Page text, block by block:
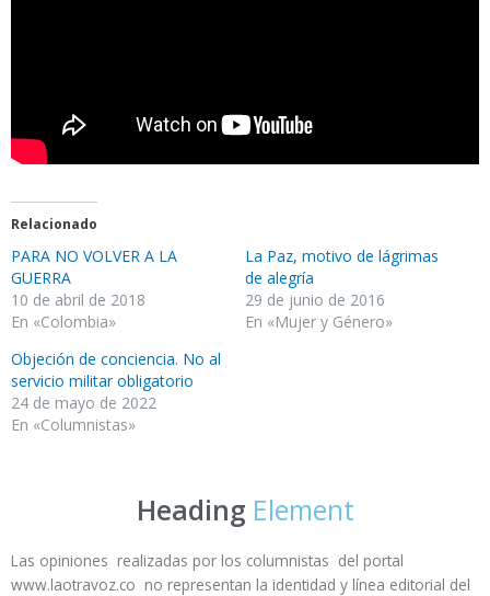
Relacionado
PARA NO VOLVER A LA
GUERRA
10 de abril de 2018
En «Colombia»
La Paz, motivo de lágrimas
de alegría
29 de junio de 2016
En «Mujer y Género»
Objeción de conciencia. No al
servicio militar obligatorio
24 de mayo de 2022
En «Columnistas»
Heading Element
Las opiniones realizadas por los columnistas del portal
www.laotravoz.co no representan la identidad y línea editorial del